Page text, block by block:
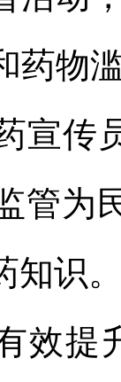
药物
宣传
为
知识
效提